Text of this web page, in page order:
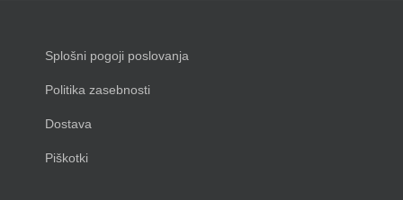
Splošni pogoji poslovanja
Politika zasebnosti
Dostava
Piškotki